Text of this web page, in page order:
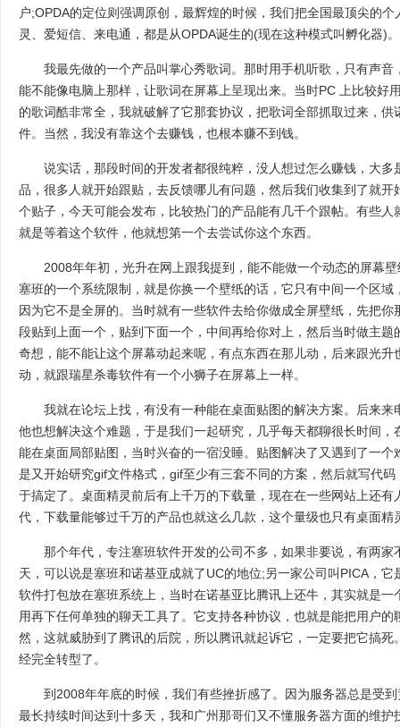
户;OPDA的定位则强调原创，最辉煌的时候，我们把全国最顶尖的
灵、爱短信、来电通，都是从OPDA诞生的(现在这种模式叫孵化器)。
我最先做的一个产品叫掌心秀歌词。那时用手机听歌，只有声音
能不能像电脑上那样，让歌词在屏幕上呈现出来。当时PC 上比较好
的歌词酷非常全，我就破解了它那套协议，把歌词全部抓取过来，
件。当然，我没有靠这个去赚钱，也根本赚不到钱。
说实话，那段时间的开发者都很纯粹，没人想过怎么赚钱，大多
品，很多人就开始跟贴，去反馈哪儿有问题，然后我们收集到了就
个贴子，今天可能会发布，比较热门的产品能有几千个跟帖。有些
就是等着这个软件，他就想第一个去尝试你这个东西。
2008年年初，光升在网上跟我提到，能不能做一个动态的屏幕壁
塞班的一个系统限制，就是你换一个壁纸的话，它只有中间一个区
因为它不是全屏的。当时就有一些软件去给你做成全屏壁纸，先把
段贴到上面一个，贴到下面一个，中间再给你对上，然后当时做主
奇想，能不能让这个屏幕动起来呢，有点东西在那儿动，后来跟光
动，就跟瑞星杀毒软件有一个小狮子在屏幕上一样。
我就在论坛上找，有没有一种能在桌面贴图的解决方案。后来来
他也想解决这个难题，于是我们一起研究，几乎每天都聊很长时间
能在桌面局部贴图，当时兴奋的一宿没睡。贴图解决了又遇到了一
是又开始研究gif文件格式，gif至少有三套不同的方案，然后就写代
于搞定了。桌面精灵前后有上千万的下载量，现在在一些网站上还
代，下载量能够过千万的产品也就这么几款，这个量级也只有桌面精
那个年代，专注塞班软件开发的公司不多，如果非要说，有两家
天，可以说是塞班和诺基亚成就了UC的地位;另一家公司叫PICA，
软件打包放在塞班系统上，当时在诺基亚比腾讯上还牛，其实就是
用再下任何单独的聊天工具了。它支持各种协议，也就是能把用户
然，这就威胁到了腾讯的后院，所以腾讯就起诉它，一定要把它搞
经完全转型了。
到2008年年底的时候，我们有些挫折感了。因为服务器总是受到
最长持续时间达到十多天，我和广州那哥们又不懂服务器方面的维